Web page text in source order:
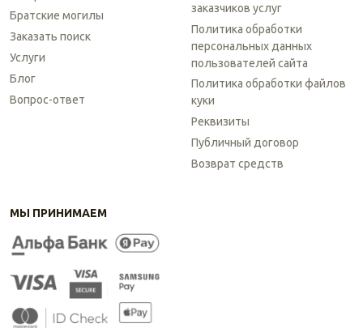
Братские могилы
Заказать поиск
Услуги
Блог
Вопрос-ответ
заказчиков услуг
Политика обработки
персональных данных
пользователей сайта
Политика обработки файлов
куки
Реквизиты
Публичный договор
Возврат средств
МЫ ПРИНИМАЕМ